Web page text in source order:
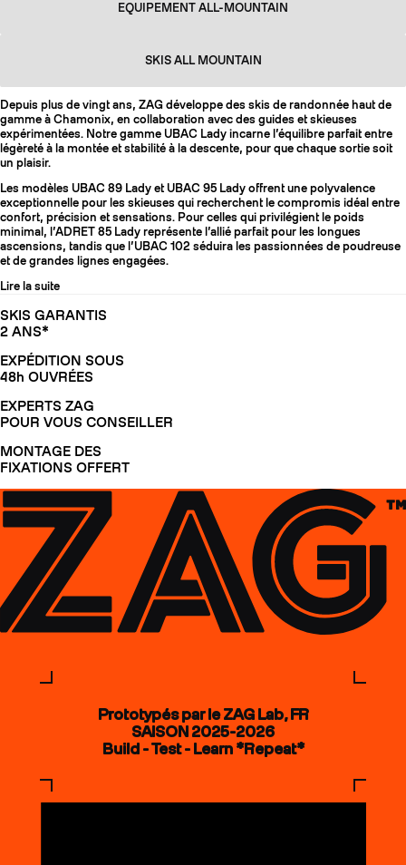
EQUIPEMENT ALL-MOUNTAIN
SKIS ALL MOUNTAIN
Depuis plus de vingt ans, ZAG développe des skis de randonnée haut de
gamme à Chamonix, en collaboration avec des guides et skieuses
expérimentées. Notre gamme UBAC Lady incarne l’équilibre parfait entre
légèreté à la montée et stabilité à la descente, pour que chaque sortie soit
un plaisir.
Les modèles UBAC 89 Lady et UBAC 95 Lady offrent une polyvalence
exceptionnelle pour les skieuses qui recherchent le compromis idéal entre
confort, précision et sensations. Pour celles qui privilégient le poids
minimal, l’ADRET 85 Lady représente l’allié parfait pour les longues
ascensions, tandis que l’UBAC 102 séduira les passionnées de poudreuse
et de grandes lignes engagées.
Lire la suite
SKIS GARANTIS
2 ANS*
EXPÉDITION SOUS
48h OUVRÉES
EXPERTS ZAG
POUR VOUS CONSEILLER
MONTAGE DES
FIXATIONS OFFERT
Prototypés par le ZAG Lab, FR
SAISON 2025-2026
Build - Test - Learn *Repeat*